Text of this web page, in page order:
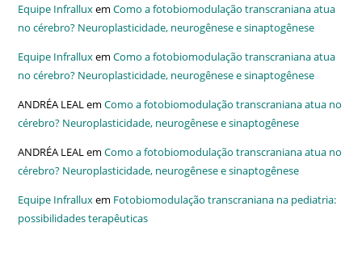
Equipe InfralluxemComo a fotobiomodulação transcraniana atua
no cérebro? Neuroplasticidade, neurogênese e sinaptogênese
Equipe InfralluxemComo a fotobiomodulação transcraniana atua
no cérebro? Neuroplasticidade, neurogênese e sinaptogênese
ANDRÉA LEALemComo a fotobiomodulação transcraniana atua no
cérebro? Neuroplasticidade, neurogênese e sinaptogênese
ANDRÉA LEALemComo a fotobiomodulação transcraniana atua no
cérebro? Neuroplasticidade, neurogênese e sinaptogênese
Equipe Infralluxem Fotobiomodulação transcraniana na pediatria:
possibilidades terapêuticas